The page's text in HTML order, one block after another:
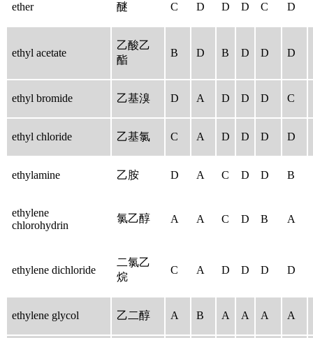
ether 醚 C D D D C D
ethyl acetate
乙酸乙
酯
B D B D D D
ethyl bromide 乙基溴 D A D D D C
ethyl chloride 乙基氯 C A D D D D
ethylamine 乙胺 D A C D D B
ethylene
chlorohydrin
氯乙醇 A A C D B A
ethylene dichloride
二氯乙
烷
C A D D D D
ethylene glycol 乙二醇 A B A A A A